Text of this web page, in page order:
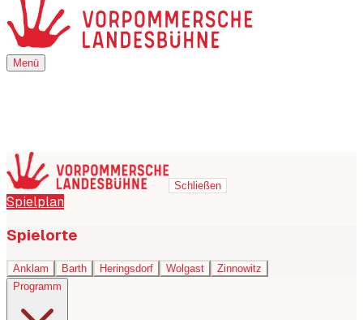
Menü
Menü
Schließen
Spielplan
Spielorte
Anklam Barth Heringsdorf Wolgast
Zinnowitz
Programm